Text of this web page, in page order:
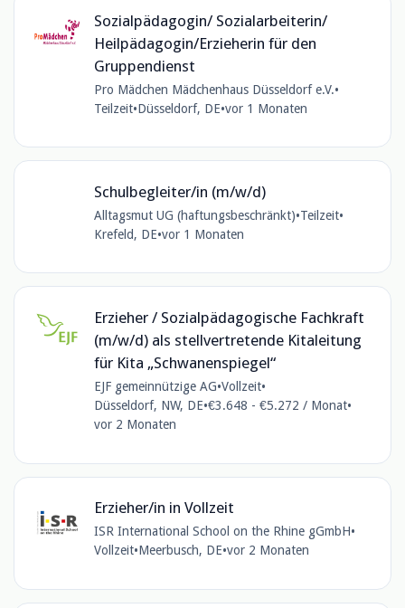
Sozialpädagogin/ Sozialarbeiterin/
Heilpädagogin/Erzieherin für den
Gruppendienst
Pro Mädchen Mädchenhaus Düsseldorf e.V.•
Teilzeit•Düsseldorf, DE•vor 1 Monaten
Schulbegleiter/in (m/w/d)
Alltagsmut UG (haftungsbeschränkt)•Teilzeit•
Krefeld, DE•vor 1 Monaten
Erzieher / Sozialpädagogische Fachkraft
(m/w/d) als stellvertretende Kitaleitung
für Kita „Schwanenspiegel“
EJF gemeinnützige AG•Vollzeit•
Düsseldorf, NW, DE•€3.648 - €5.272 / Monat•
vor 2 Monaten
Erzieher/in in Vollzeit
ISR International School on the Rhine gGmbH•
Vollzeit•Meerbusch, DE•vor 2 Monaten